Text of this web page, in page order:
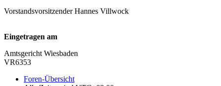
Vorstandsvorsitzender Hannes Villwock
Eingetragen am
Amtsgericht Wiesbaden
VR6353
Foren-Übersicht